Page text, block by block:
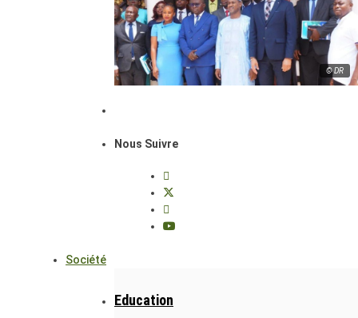
© DR
Nous Suivre
Société
Education